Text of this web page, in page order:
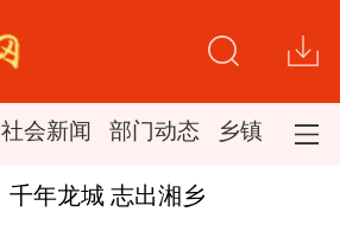
社会新闻 部门动态 乡镇新闻
千年龙城 志出湘乡